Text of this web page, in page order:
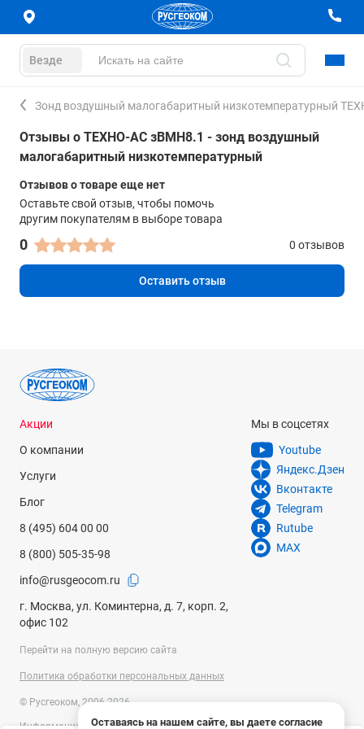
Везде
Зонд воздушный малогабаритный низкотемпературный
Отзывы о ТЕХНО-АС зВМН8.1 - зонд воздушный
малогабаритный низкотемпературный
Отзывов о товаре еще нет
Оставьте свой отзыв, чтобы помочь
другим покупателям в выборе товара
0 0 отзывов
Оставить отзыв
Оставаясь на нашем сайте, вы даете согласие
Акции
О компании
Услуги
Блог
8 (495) 604 00 00
8 (800) 505-35-98
info@rusgeocom.ru
г. Москва, ул. Коминтерна, д. 7, корп. 2,
офис 102
Мы в соцсетях
Youtube
Яндекс.Дзен
Вконтакте
Telegram
Rutube
MAX
Перейти на полную версию сайта
Политика обработки персональных данных
© Русгеоком, 2006-2026
Информация на сайте носит справочный характер и не является